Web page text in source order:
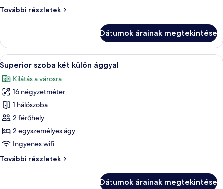
További részletek
Egyágyas
Dátumok árainak megtekintése
A
következő
szoba
összes
képének
megtekintése:
Superior
szoba
külön
Egy szállodai szoba két ággyal, kék
9
Superior szoba két külön ággyal
Kilátás a városra
16 négyzetméter
1 hálószoba
2 férőhely
2 egyszemélyes ágy
Ingyenes wifi
További részletek
Superior
Dátumok árainak megtekintése